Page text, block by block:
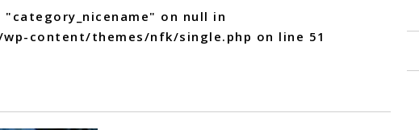
on null in
content/themes/nfk/single.php on line 51